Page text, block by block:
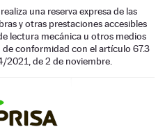
realiza una reserva expresa de las
y otras prestaciones accesibles
lectura mecánica u otros medios
conformidad con el artículo 67.3
2021, de 2 de noviembre.